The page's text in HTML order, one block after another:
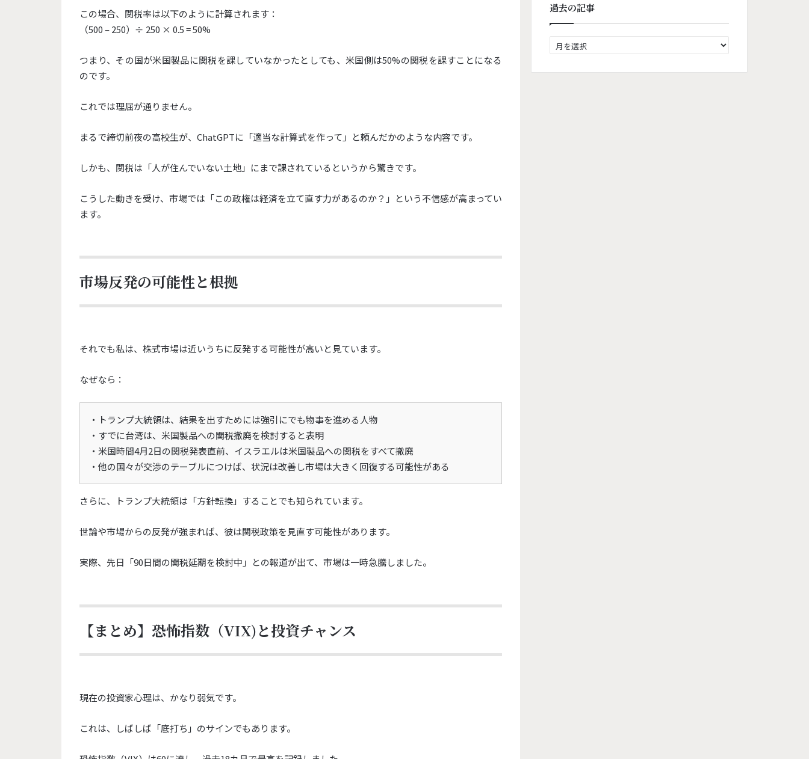
この場合、関税率は以下のように計算されます：
（500 – 250）÷ 250 × 0.5 = 50%
つまり、 その国が米国製品に関税を課していなかったとしても、米国側は50%の関税を課すことになる
のです。
これでは理屈が通りません。
まるで締切前夜の高校生が、ChatGPTに「適当な計算式を作って」と頼んだかのような内容です。
しかも、関税は「人が住んでいない土地」 にまで課されているというから驚きです。
こうした動きを受け、市場では「この政権は経済を立て直す力があるのか？」 という不信感が高まってい
ます。
市場反発の可能性と根拠
それでも私は、 株式市場は近いうちに反発する可能性が高いと見ています。
なぜなら：
・トランプ大統領は、 結果を出すためには強引にでも物事を進める人物
・すでに台湾は、米国製品への関税撤廃を検討すると表明
・米国時間4月2日の関税発表直前、 イスラエルは米国製品への関税をすべて撤廃
・他の国々が交渉のテーブルにつけば、 状況は改善し市場は大きく回復する可能性がある
さらに、トランプ大統領は「方針転換」 することでも知られています。
世論や市場からの反発が強まれば、 彼は関税政策を見直す可能性があります。
実際、先日「90日間の関税延期を検討中」との報道が出て、 市場は一時急騰しました。
【まとめ】恐怖指数（VIX)と投資チャンス
現在の投資家心理は、かなり弱気です。
これは、しばしば「底打ち」のサインでもあります。
過去の記事
過
去